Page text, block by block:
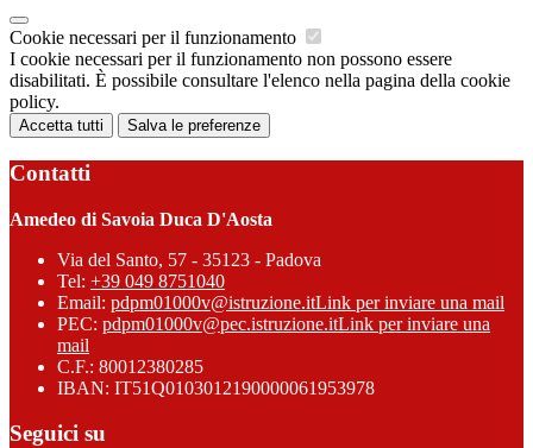
Cookie necessari per il funzionamento
I cookie necessari per il funzionamento non possono essere
disabilitati. È possibile consultare l'elenco nella pagina della cookie
policy.
Accetta tutti Salva le preferenze
Contatti
Amedeo di Savoia Duca D'Aosta
Via del Santo, 57 - 35123 - Padova
Tel: +39 049 8751040
Email: pdpm01000v@istruzione.itLink per inviare una mail
PEC: pdpm01000v@pec.istruzione.itLink per inviare una
mail
C.F.: 80012380285
IBAN: IT51Q0103012190000061953978
Seguici su